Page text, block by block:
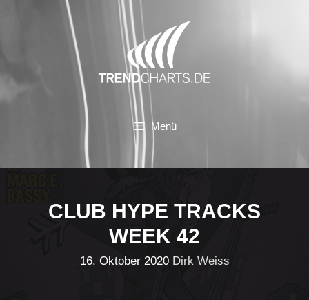
Menü
CLUB HYPE TRACKS
WEEK 42
16. Oktober 2020 Dirk Weiss